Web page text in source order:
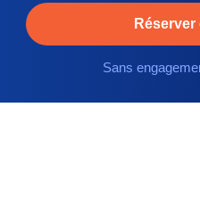
Réserver
Sans